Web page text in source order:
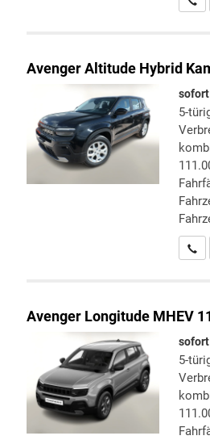
AvengerAltitude Hybrid
5-
Avenger Longitude MHEV
5-